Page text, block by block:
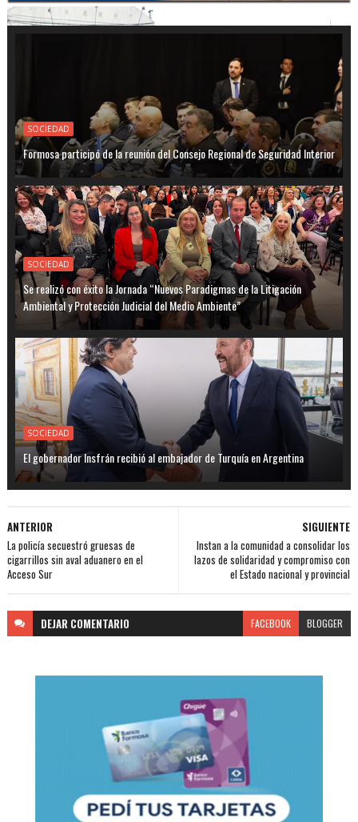
SOCIEDAD
Formosa participó de la reunión del Consejo Regional de Seguridad Interior
SOCIEDAD
Se realizó con éxito la Jornada “Nuevos Paradigmas de la Litigación
Ambiental y Protección Judicial del Medio Ambiente”
SOCIEDAD
El gobernador Insfrán recibió al embajador de Turquía en Argentina
SIGUIENTE
Instan a la comunidad a consolidar los
lazos de solidaridad y compromiso con
el Estado nacional y provincial
ANTERIOR
La policía secuestró gruesas de
cigarrillos sin aval aduanero en el
Acceso Sur
DEJAR COMENTARIO FACEBOOK BLOGGER